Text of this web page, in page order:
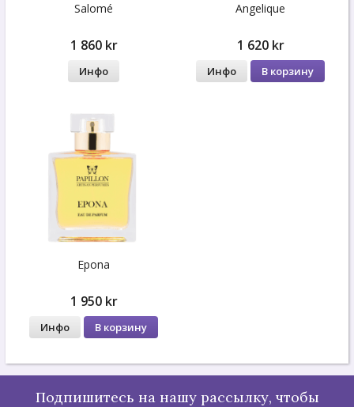
Salomé
1 860 kr
Инфо
Angelique
1 620 kr
Инфо В корзину
Epona
1 950 kr
Инфо В корзину
Подпишитесь на нашу рассылку, чтобы